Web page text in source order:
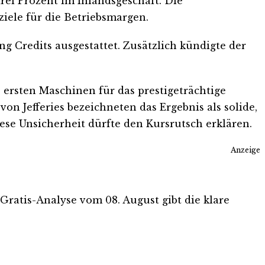
für die Betriebsmargen.
Credits ausgestattet. Zusätzlich kündigte der
Maschinen für das prestigeträchtige
Jefferies bezeichneten das Ergebnis als solide,
Unsicherheit dürfte den Kursrutsch erklären.
Anzeige
Analyse vom 08. August gibt die klare